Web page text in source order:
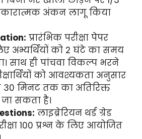
अंकन लागू किया
प्रारंभिक परीक्षा पेपर
अभ्यर्थियों को 2 घंटे का समय
साथ ही पांचवा विकल्प भरने
को आवश्यकता अनुसार
30 मिनट तक का अतिरिक्त
सकता है।
लाइब्रेरियन थर्ड ग्रेड
100 प्रश्न के लिए आयोजित